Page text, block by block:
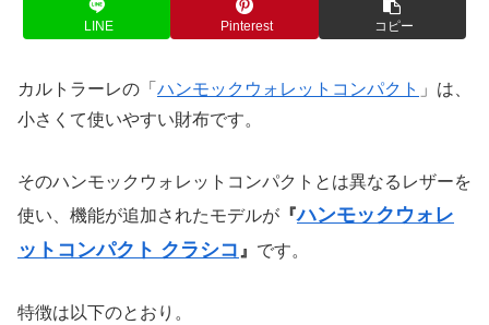
LINE Pinterest コピー
カルトラーレの「 ハンモックウォレットコンパクト 」は、
小さくて使いやすい財布です。
そのハンモックウォレットコンパクトとは異なるレザーを
使い、機能が追加されたモデルが 『ハンモックウォレ
ットコンパクト クラシコ 』 です。
特徴は以下のとおり。